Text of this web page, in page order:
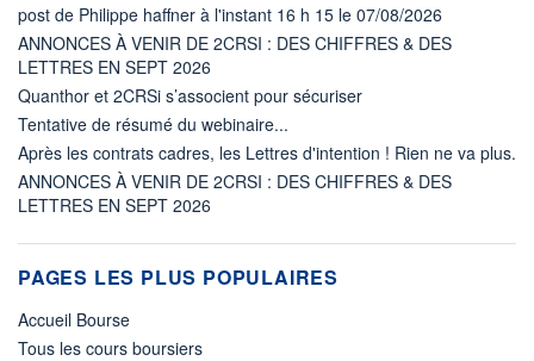
post de Philippe haffner à l'instant 16 h 15 le 07/08/2026
ANNONCES À VENIR DE 2CRSI : DES CHIFFRES & DES
LETTRES EN SEPT 2026
Quanthor et 2CRSi s’associent pour sécuriser
Tentative de résumé du webinaire...
Après les contrats cadres, les Lettres d'intention ! Rien ne va plus.
ANNONCES À VENIR DE 2CRSI : DES CHIFFRES & DES
LETTRES EN SEPT 2026
PAGES LES PLUS POPULAIRES
Accueil Bourse
Tous les cours boursiers